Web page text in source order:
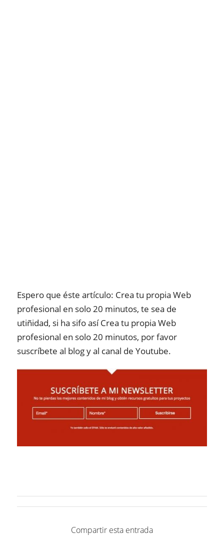
Espero que éste artículo: Crea tu propia Web
profesional en solo 20 minutos, te sea de
utiñidad, si ha sifo así Crea tu propia Web
profesional en solo 20 minutos, por favor
suscríbete al blog y al canal de Youtube.
Compartir esta entrada